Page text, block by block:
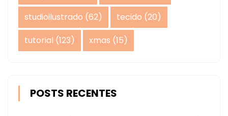
studioilustrado (62) tecido (20)
tutorial (123) xmas (15)
POSTS RECENTES